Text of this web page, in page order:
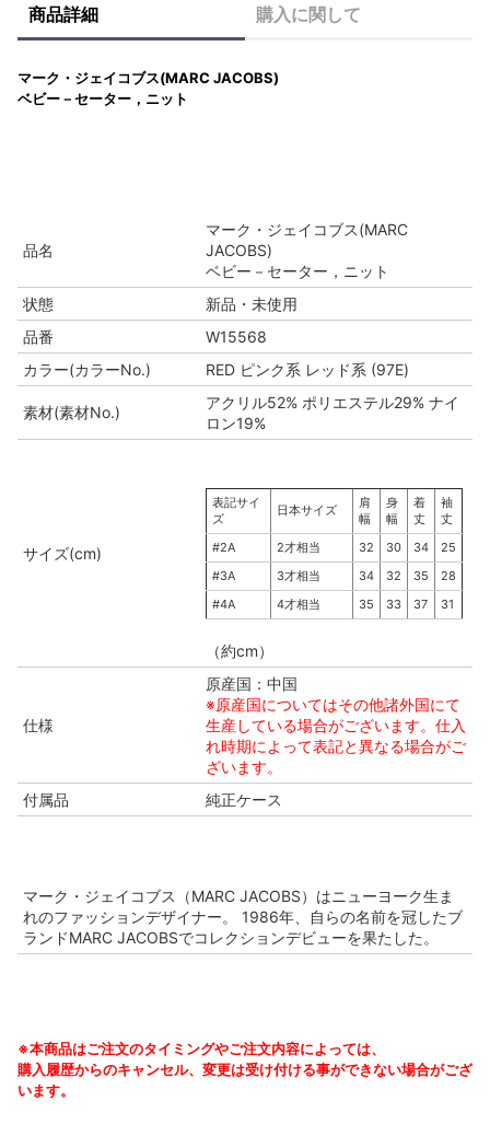
商品詳細 購入に関して
マーク・ジェイコブス(MARC JACOBS)
ベビー－セーター，ニット
品名
マーク・ジェイコブス(MARC
JACOBS)
ベビー－セーター，ニット
状態
新品・未使用
品番
W15568
カラー(カラーNo.)
RED ピンク系 レッド系 (97E)
素材(素材No.)
アクリル52% ポリエステル29% ナイ
ロン19%
サイズ(cm)
表記サイ
ズ
日本サイズ
肩
幅
身
幅
着
丈
袖
丈
#2A
2才相当 32 30 34
25
#3A
3才相当 34 32 35
28
#4A
4才相当 35 33 37 31
（約cm）
仕様
原産国：中国
※原産国についてはその他諸外国にて
生産している場合がございます。仕入
れ時期によって表記と異なる場合がご
ざいます。
付属品
純正ケース
マーク・ジェイコブス（MARC JACOBS）はニューヨーク生ま
れのファッションデザイナー。 1986年、自らの名前を冠したブ
ランドMARC JACOBSでコレクションデビューを果たした。
※本商品はご注文のタイミングやご注文内容によっては、
購入履歴からのキャンセル、変更は受け付ける事ができない場合がござ
います。